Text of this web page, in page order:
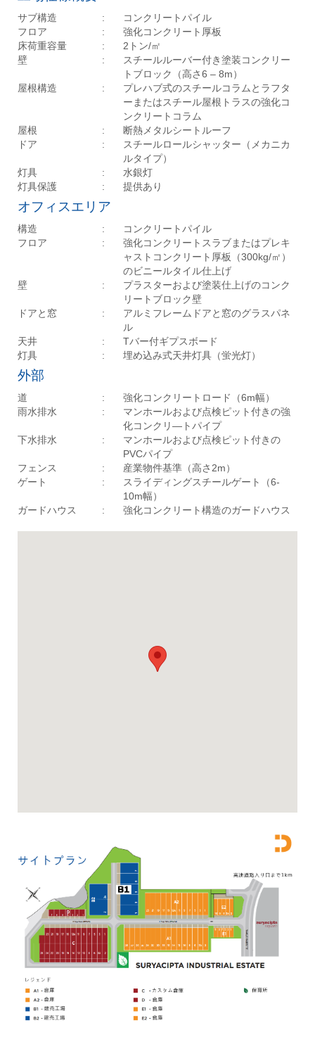
サブ構造 :
コンクリートパイル
フロア
:
強化コンクリート厚板
床荷重容量
:
2トン/㎡
壁
:
スチールルーバー付き塗装コンクリー
トブロック（高さ6 – 8m）
屋根構造
:
プレハブ式のスチールコラムとラフタ
ーまたはスチール屋根トラスの強化コ
ンクリートコラム
屋根
:
断熱メタルシートルーフ
ドア
:
スチールロールシャッター（メカニカ
ルタイプ）
灯具
:
水銀灯
灯具保護
: 提供あり
オフィスエリア
構造 :
コンクリートパイル
フロア
:
強化コンクリートスラブまたはプレキ
ャストコンクリート厚板（300kg/㎡）
のビニールタイル仕上げ
壁
:
プラスターおよび塗装仕上げのコンク
リートブロック壁
ドアと窓
:
アルミフレームドアと窓のグラスパネ
ル
天井
:
Tバー付ギプスボード
灯具
: 埋め込み式天井灯具（蛍光灯）
外部
道 :
強化コンクリートロード（6m幅）
雨水排水
:
マンホールおよび点検ピット付きの強
化コンクリ―トパイプ
下水排水
:
マンホールおよび点検ピット付きの
PVCパイプ
フェンス
:
産業物件基準（高さ2m）
ゲート
:
スライディングスチールゲート（6-
10m幅）
ガードハウス
: 強化コンクリート構造のガードハウス